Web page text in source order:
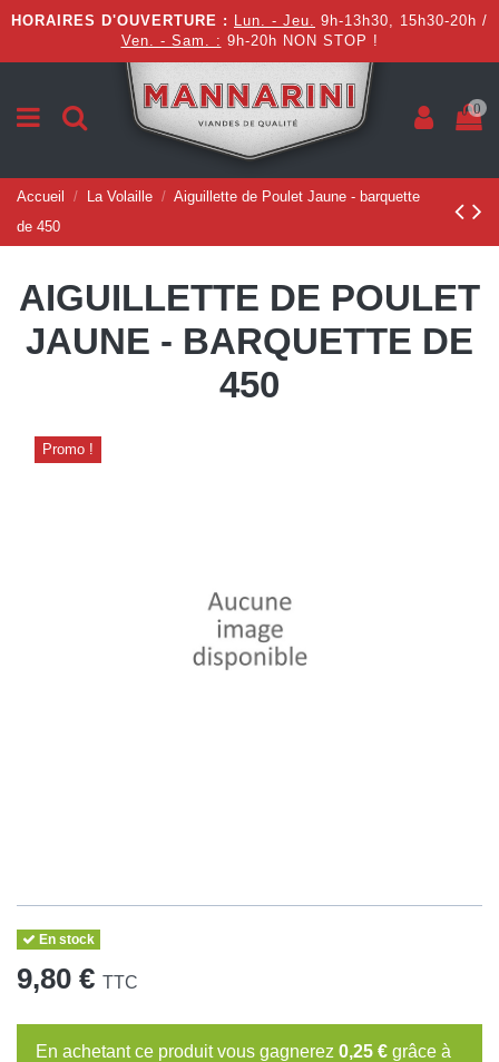
HORAIRES D'OUVERTURE : Lun. - Jeu. 9h-13h30, 15h30-20h /
Ven. - Sam. : 9h-20h NON STOP !
0
Accueil La Volaille
Aiguillette de Poulet Jaune - barquette
de 450
AIGUILLETTE DE POULET
JAUNE - BARQUETTE DE
450
Promo !
En stock
9,80 € TTC
En achetant ce produit vous gagnerez 0,25 € grâce à